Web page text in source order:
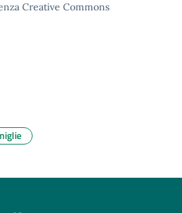
Creative Commons